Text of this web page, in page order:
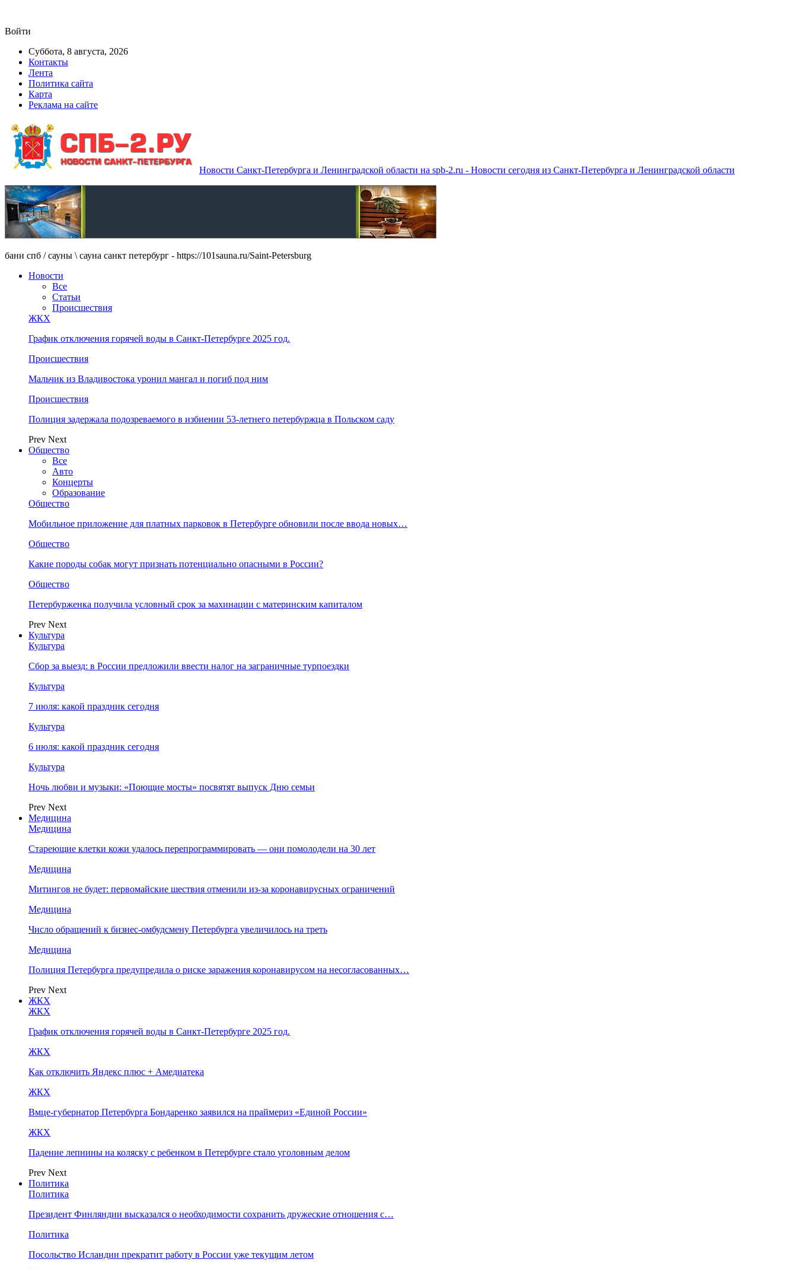
Войти
Суббота, 8 августа, 2026
Контакты
Лента
Политика сайта
Карта
Реклама на сайте
Новости Санкт-Петербурга и Ленинградской области на spb-2.ru - Новости сегодня из Санкт-Петербурга и Ленинградской области
бани спб / сауны \ сауна санкт петербург - https://101sauna.ru/Saint-Petersburg
Новости
Все
Статьи
Происшествия
ЖКХ
График отключения горячей воды в Санкт-Петербурге 2025 год.
Происшествия
Мальчик из Владивостока уронил мангал и погиб под ним
Происшествия
Полиция задержала подозреваемого в избиении 53-летнего петербуржца в Польском саду
Prev Next
Общество
Все
Авто
Концерты
Образование
Общество
Мобильное приложение для платных парковок в Петербурге обновили после ввода новых…
Общество
Какие породы собак могут признать потенциально опасными в России?
Общество
Петербурженка получила условный срок за махинации с материнским капиталом
Prev Next
Культура
Культура
Сбор за выезд: в России предложили ввести налог на заграничные турпоездки
Культура
7 июля: какой праздник сегодня
Культура
6 июля: какой праздник сегодня
Культура
Ночь любви и музыки: «Поющие мосты» посвятят выпуск Дню семьи
Prev Next
Медицина
Медицина
Стареющие клетки кожи удалось перепрограммировать — они помолодели на 30 лет
Медицина
Митингов не будет: первомайские шествия отменили из-за коронавирусных ограничений
Медицина
Число обращений к бизнес-омбудсмену Петербурга увеличилось на треть
Медицина
Полиция Петербурга предупредила о риске заражения коронавирусом на несогласованных…
Prev Next
ЖКХ
ЖКХ
График отключения горячей воды в Санкт-Петербурге 2025 год.
ЖКХ
Как отключить Яндекс плюс + Амедиатека
ЖКХ
Вмце-губернатор Петербурга Бондаренко заявился на праймериз «Единой России»
ЖКХ
Падение лепнины на коляску с ребенком в Петербурге стало уголовным делом
Prev Next
Политика
Политика
Президент Финляндии высказался о необходимости сохранить дружеские отношения с…
Политика
Посольство Исландии прекратит работу в России уже текущим летом